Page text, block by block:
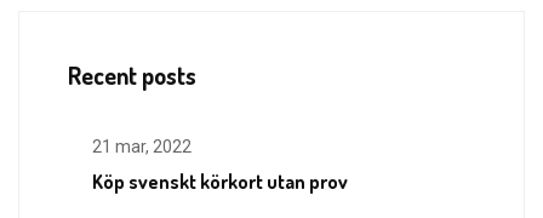
Recent posts
21 mar, 2022
Köp svenskt körkort utan prov